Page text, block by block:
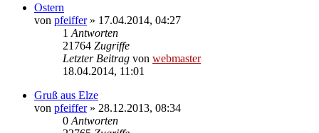
Ostern
von pfeiffer» 17.04.2014, 04:27
1 Antworten
21764 Zugriffe
Letzter Beitrag von webmaster
18.04.2014, 11:01
Gruß aus Elze
von pfeiffer» 28.12.2013, 08:34
0 Antworten